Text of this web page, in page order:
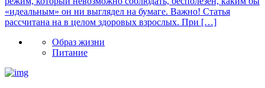
«идеальным» он ни выглядел на бумаге. Важно! Статья
рассчитана на в целом здоровых взрослых. При […]
Образ жизни
Питание